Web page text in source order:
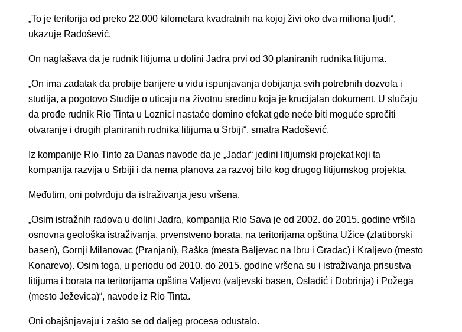
„To je teritorija od preko 22.000 kilometara kvadratnih na kojoj živi oko dva miliona ljudi“,
ukazuje Radošević.
On naglašava da je rudnik litijuma u dolini Jadra prvi od 30 planiranih rudnika litijuma.
„On ima zadatak da probije barijere u vidu ispunjavanja dobijanja svih potrebnih dozvola i
studija, a pogotovo Studije o uticaju na životnu sredinu koja je krucijalan dokument. U slučaju
da prođe rudnik Rio Tinta u Loznici nastaće domino efekat gde neće biti moguće sprečiti
otvaranje i drugih planiranih rudnika litijuma u Srbiji“, smatra Radošević.
Iz kompanije Rio Tinto za Danas navode da je „Jadar“ jedini litijumski projekat koji ta
kompanija razvija u Srbiji i da nema planova za razvoj bilo kog drugog litijumskog projekta.
Međutim, oni potvrđuju da istraživanja jesu vršena.
„Osim istražnih radova u dolini Jadra, kompanija Rio Sava je od 2002. do 2015. godine vršila
osnovna geološka istraživanja, prvenstveno borata, na teritorijama opština Užice (zlatiborski
basen), Gornji Milanovac (Pranjani), Raška (mesta Baljevac na Ibru i Gradac) i Kraljevo (mesto
Konarevo). Osim toga, u periodu od 2010. do 2015. godine vršena su i istraživanja prisustva
litijuma i borata na teritorijama opština Valjevo (valjevski basen, Osladić i Dobrinja) i Požega
(mesto Ježevica)“, navode iz Rio Tinta.
Oni obajšnjavaju i zašto se od daljeg procesa odustalo.